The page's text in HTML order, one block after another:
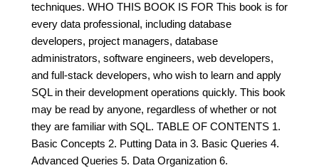
techniques. WHO THIS BOOK IS FOR This book is for
every data professional, including database
developers, project managers, database
administrators, software engineers, web developers,
and full-stack developers, who wish to learn and apply
SQL in their development operations quickly. This book
may be read by anyone, regardless of whether or not
they are familiar with SQL. TABLE OF CONTENTS 1.
Basic Concepts 2. Putting Data in 3. Basic Queries 4.
Advanced Queries 5. Data Organization 6.